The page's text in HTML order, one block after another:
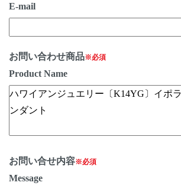
E-mail
お問い合わせ商品※必須
Product Name
お問い合せ内容※必須
Message